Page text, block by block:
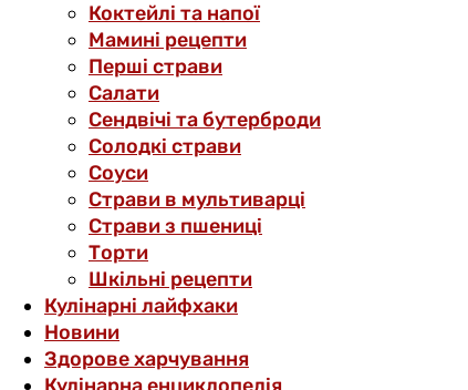
Коктейлі та напої
Мамині рецепти
Перші страви
Салати
Сендвічі та бутерброди
Солодкі страви
Соуси
Страви в мультиварці
Страви з пшениці
Торти
Шкільні рецепти
Кулінарні лайфхаки
Новини
Здорове харчування